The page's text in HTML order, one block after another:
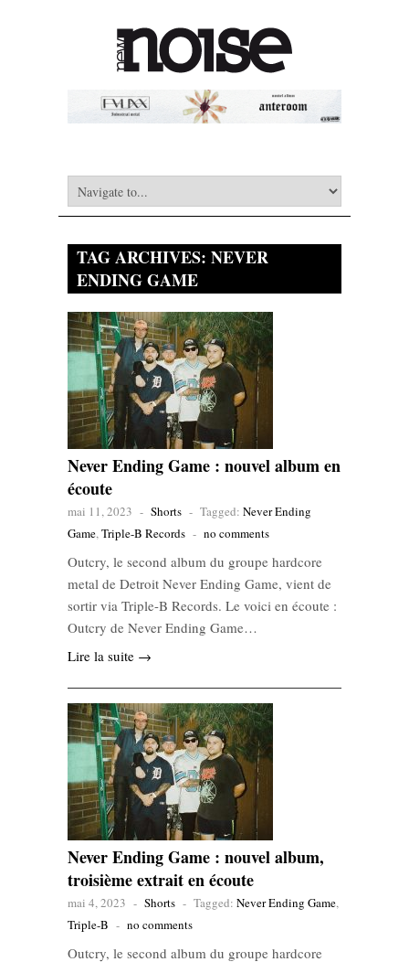
TAG ARCHIVES: NEVER
ENDING GAME
Never Ending Game : nouvel album en
écoute
mai 11, 2023 - Shorts - Tagged: Never Ending
Game,Triple-B Records - no comments
Outcry, le second album du groupe hardcore
metal de Detroit Never Ending Game, vient de
sortir via Triple-B Records. Le voici en écoute :
Outcry de Never Ending Game…
Lire la suite →
Never Ending Game : nouvel album,
troisième extrait en écoute
mai 4, 2023 - Shorts - Tagged: Never Ending Game,
Triple-B - no comments
Outcry, le second album du groupe hardcore